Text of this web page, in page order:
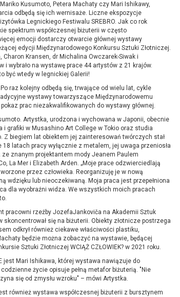
Kusumoto, Petera Machaty czy Mari Ishikawy,
odbędą się ich wernisaże. Liczne ekspozycje
Legnickiego Festiwalu SREBRO. Jak co rok
spektrum współczesnej biżuterii w często
emocji dostarczy otwarcie głównej wystawy
edycji Międzynarodowego Konkursu Sztuki Złotniczej.
Charon Kransen, dr Michalina Owczarek-Siwak i
wybrało na wystawę prace 44 artystów z 21 krajów.
być wtedy w legnickiej Galerii!
raz kolejny odbędą się, trwające od wielu lat, cykle
wystawy towarzyszące Międzynarodowemu
prac niezakwalifikowanych do wystawy głównej.
Artystka, urodzona i wychowana w Japonii, obecnie
grafiki w Musashino Art College w Tokio oraz studia
biegiem lat obiektem jej zainteresowań twórczych stał
latach pracy wyłącznie z metalem, jej uwaga przeniosła
ze znanym projektantem mody Jeanem Paulem
La Mer i Elizabeth Arden. „Moje prace odzwierciedlają
przez człowieka. Reorganizuję je w nową
wdzięku lub nieoczekiwaną. Moja praca jest przepełniona
dla wyobraźni widza. We wszystkich moich pracach
pracowni rzeźby JozefaJankoviča na Akademii Sztuk
się na biżuterii. Obiekty złotnicze postrzega
odkrył również ciekawe właściwości plastiku,
będzie można zobaczyć na wystawie, będącej
Sztuki Złotniczej WCIĄŻ CZŁOWIEK? w 2021 roku.
jest Mari Ishikawa, której wystawa nawiązuje do
życie opisuje pełną metafor biżuterią. "Nie
się od zmysłu wzroku" – mówi Artystka.
również wystawa współczesnej biżuterii z bursztynem